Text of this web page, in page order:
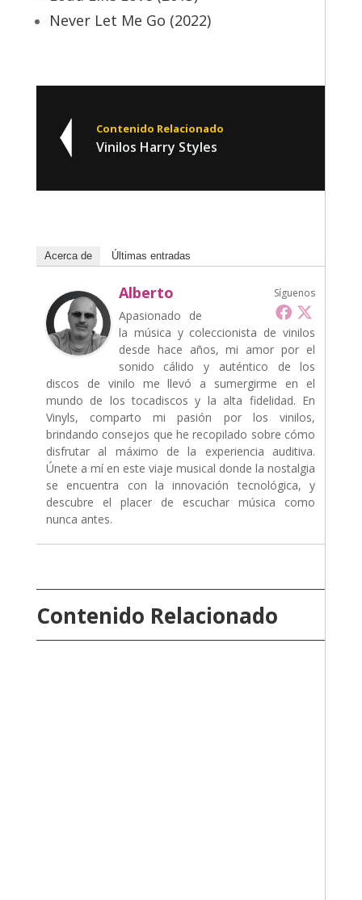
Never Let Me Go (2022)
Contenido Relacionado
Vinilos Harry Styles
Acerca de Últimas entradas
Síguenos
Alberto
Apasionado de
la música y coleccionista de vinilos
desde hace años, mi amor por el
sonido cálido y auténtico de los
discos de vinilo me llevó a sumergirme en el
mundo de los tocadiscos y la alta fidelidad. En
Vinyls, comparto mi pasión por los vinilos,
brindando consejos que he recopilado sobre cómo
disfrutar al máximo de la experiencia auditiva.
Únete a mí en este viaje musical donde la nostalgia
se encuentra con la innovación tecnológica, y
descubre el placer de escuchar música como
nunca antes.
Contenido Relacionado